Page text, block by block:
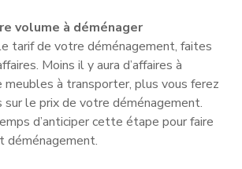
volume à déménager
tarif de votre déménagement, faites
Moins il y aura d’affaires à
à transporter, plus vous ferez
sur le prix de votre déménagement.
d’anticiper cette étape pour faire
déménagement.